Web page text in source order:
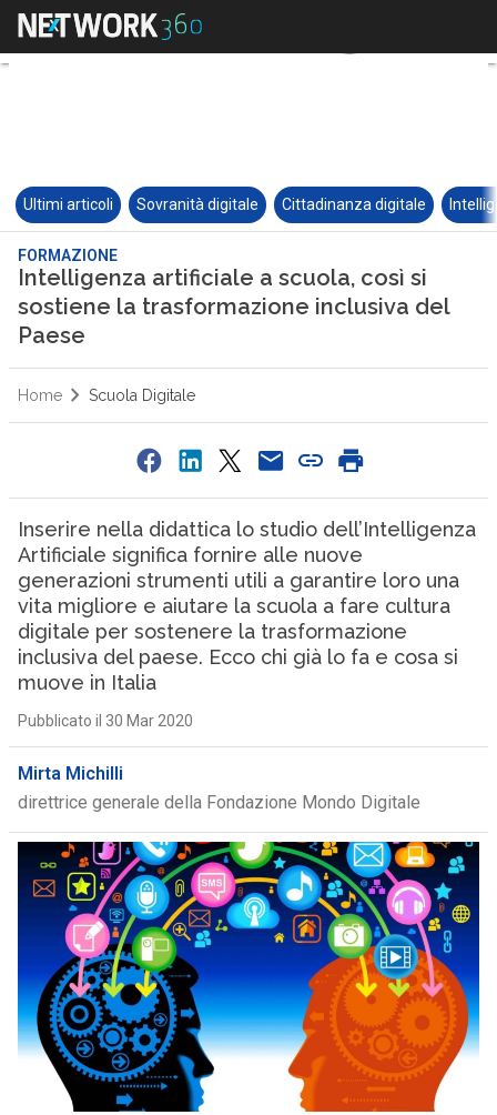
Ultimi articoli Sovranità digitale Cittadinanza digitale
FORMAZIONE
Intelligenza artificiale a scuola, così si
sostiene la trasformazione inclusiva del
Paese
Home Scuola Digitale
Inserire nella didattica lo studio dell’Intelligenza
Artificiale significa fornire alle nuove
generazioni strumenti utili a garantire loro una
vita migliore e aiutare la scuola a fare cultura
digitale per sostenere la trasformazione
inclusiva del paese. Ecco chi già lo fa e cosa si
muove in Italia
Pubblicato il 30 Mar 2020
Mirta Michilli
direttrice generale della Fondazione Mondo Digitale